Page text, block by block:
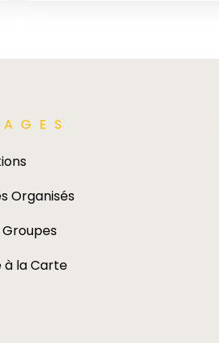
Organisés
à la Carte